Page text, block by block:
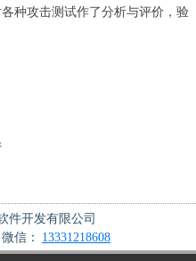
种攻击测试作了分析与评价，验
件开发有限公司
信： 13331218608